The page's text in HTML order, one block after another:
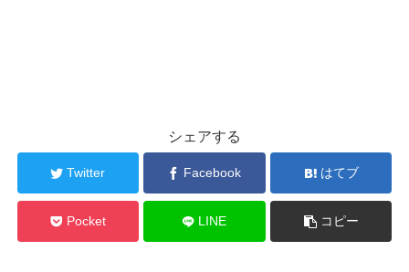
シェアする
Twitter Facebook はてブ
Pocket LINE コピー